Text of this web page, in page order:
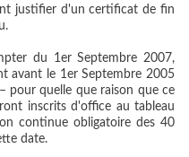
justifier d'un certificat de fin
du 1er Septembre 2007,
avant le 1er Septembre 2005
pour quelle que raison que ce
inscrits d'office au tableau
continue obligatoire des 40
date.